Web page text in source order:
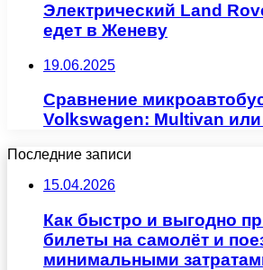
Электрический Land
едет в Женеву
19.06.2025
Сравнение
Volkswagen: Multivan
Последние записи
15.04.2026
Как быстро и выгодно
билеты на самолёт и
минимальными